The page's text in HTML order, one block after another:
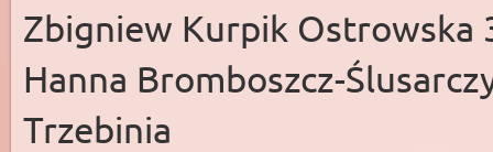
Zbigniew Kurpik Ostrowska
Hanna Bromboszcz-
Trzebinia